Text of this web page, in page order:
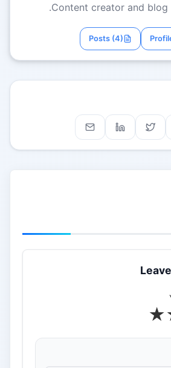
Content creator and blog
Posts (4)
★